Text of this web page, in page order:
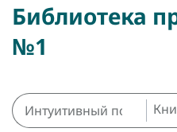
Библиотека
№1